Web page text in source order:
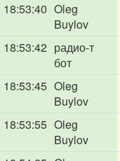
18:53:40 Oleg
Buylov
18:53:42 радио-т
бот
18:53:45 Oleg
Buylov
18:53:55 Oleg
Buylov